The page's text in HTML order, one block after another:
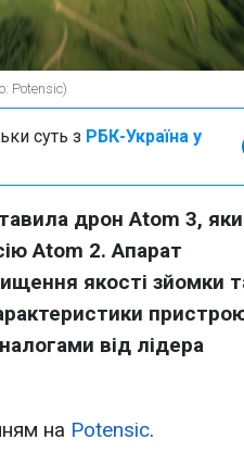
Potensic)
суть з РБК-Україна у
дрон Atom 3,
Atom 2. Апарат
якості зйомки
від лідера
на Potensic.